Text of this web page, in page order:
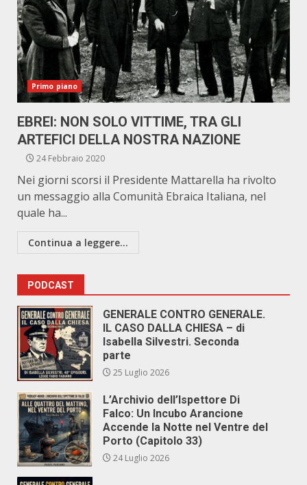
Primo piano
EBREI: NON SOLO VITTIME, TRA GLI
ARTEFICI DELLA NOSTRA NAZIONE
24 Febbraio 2020
Nei giorni scorsi il Presidente Mattarella ha rivolto
un messaggio alla Comunità Ebraica Italiana, nel
quale ha...
Continua a leggere...
PODCAST
GENERALE CONTRO GENERALE.
IL CASO DALLA CHIESA – di
Isabella Silvestri. Seconda
parte
25 Luglio 2026
L’Archivio dell’Ispettore Di
Falco: Un Incubo Arancione
Accende la Notte nel Ventre del
Porto (Capitolo 33)
24 Luglio 2026